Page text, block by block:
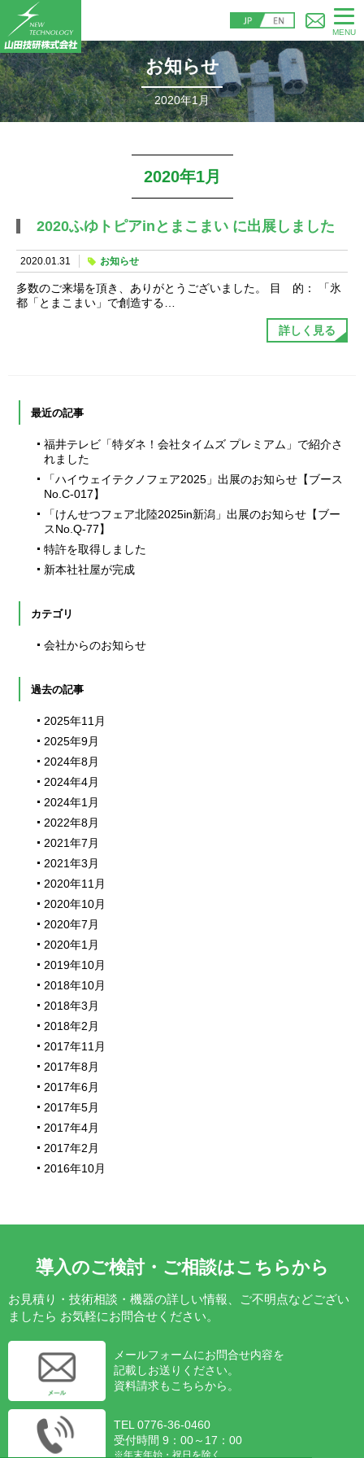
MENU
お知らせ
2020年1月
2020年1月
2020ふゆトピアinとまこまい に出展しました
2020.01.31 お知らせ
多数のご来場を頂き、ありがとうございました。 目 的： 「氷
都「とまこまい」で創造する…
詳しく見る
最近の記事
福井テレビ「特ダネ！会社タイムズ プレミアム」で紹介さ
れました
「ハイウェイテクノフェア2025」出展のお知らせ【ブース
No.C-017】
「けんせつフェア北陸2025in新潟」出展のお知らせ【ブー
スNo.Q-77】
特許を取得しました
新本社社屋が完成
カテゴリ
会社からのお知らせ
過去の記事
2025年11月
2025年9月
2024年8月
2024年4月
2024年1月
2022年8月
2021年7月
2021年3月
2020年11月
2020年10月
2020年7月
2020年1月
2019年10月
2018年10月
2018年3月
2018年2月
2017年11月
2017年8月
2017年6月
2017年5月
2017年4月
2017年2月
2016年10月
導入のご検討・ご相談はこちらから
お見積り・技術相談・機器の詳しい情報、ご不明点などござい
ましたら お気軽にお問合せください。
メールフォームにお問合せ内容を
記載しお送りください。
資料請求もこちらから。
TEL 0776-36-0460
受付時間 9：00～17：00
※年末年始・祝日を除く